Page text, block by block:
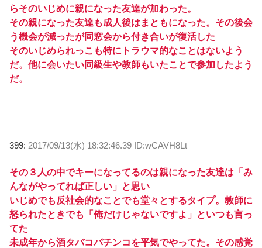
らそのいじめに親になった友達が加わった。
その親になった友達も成人後はまともになった。その後会
う機会が減ったが同窓会から付き合いが復活した
そのいじめられっこも特にトラウマ的なことはないよう
だ。他に会いたい同級生や教師もいたことで参加したよう
だ。
399: 2017/09/13(水) 18:32:46.39 ID:wCAVH8Lt
その３人の中でキーになってるのは親になった友達は「み
んながやってれば正しい」と思い
いじめでも反社会的なことでも堂々とするタイプ。教師に
怒られたときでも「俺だけじゃないですよ」といつも言っ
てた
未成年から酒タバコパチンコを平気でやってた。その感覚